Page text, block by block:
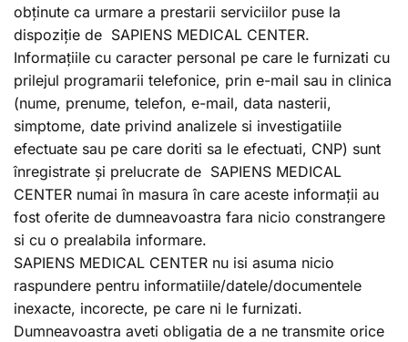
obținute ca urmare a prestarii serviciilor puse la
dispoziție de SAPIENS MEDICAL CENTER.
Informațiile cu caracter personal pe care le furnizati cu
prilejul programarii telefonice, prin e-mail sau in clinica
(nume, prenume, telefon, e-mail, data nasterii,
simptome, date privind analizele si investigatiile
efectuate sau pe care doriti sa le efectuati, CNP) sunt
înregistrate și prelucrate de SAPIENS MEDICAL
CENTER numai în masura în care aceste informații au
fost oferite de dumneavoastra fara nicio constrangere
si cu o prealabila informare.
SAPIENS MEDICAL CENTER nu isi asuma nicio
raspundere pentru informatiile/datele/documentele
inexacte, incorecte, pe care ni le furnizati.
Dumneavoastra aveti obligatia de a ne transmite orice